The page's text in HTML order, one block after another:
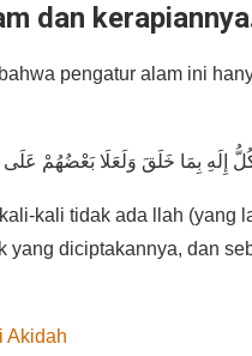
dan
pengatur alam ini
kali tidak ada llah (yang
diciptakannya, dan
Akidah